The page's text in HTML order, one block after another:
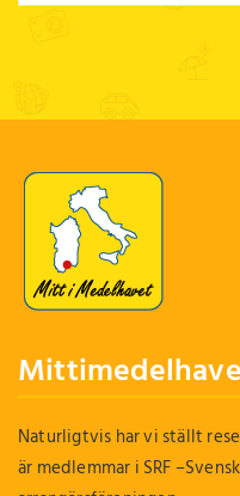
Naturligtvis har vi ställt
är medlemmar i SRF